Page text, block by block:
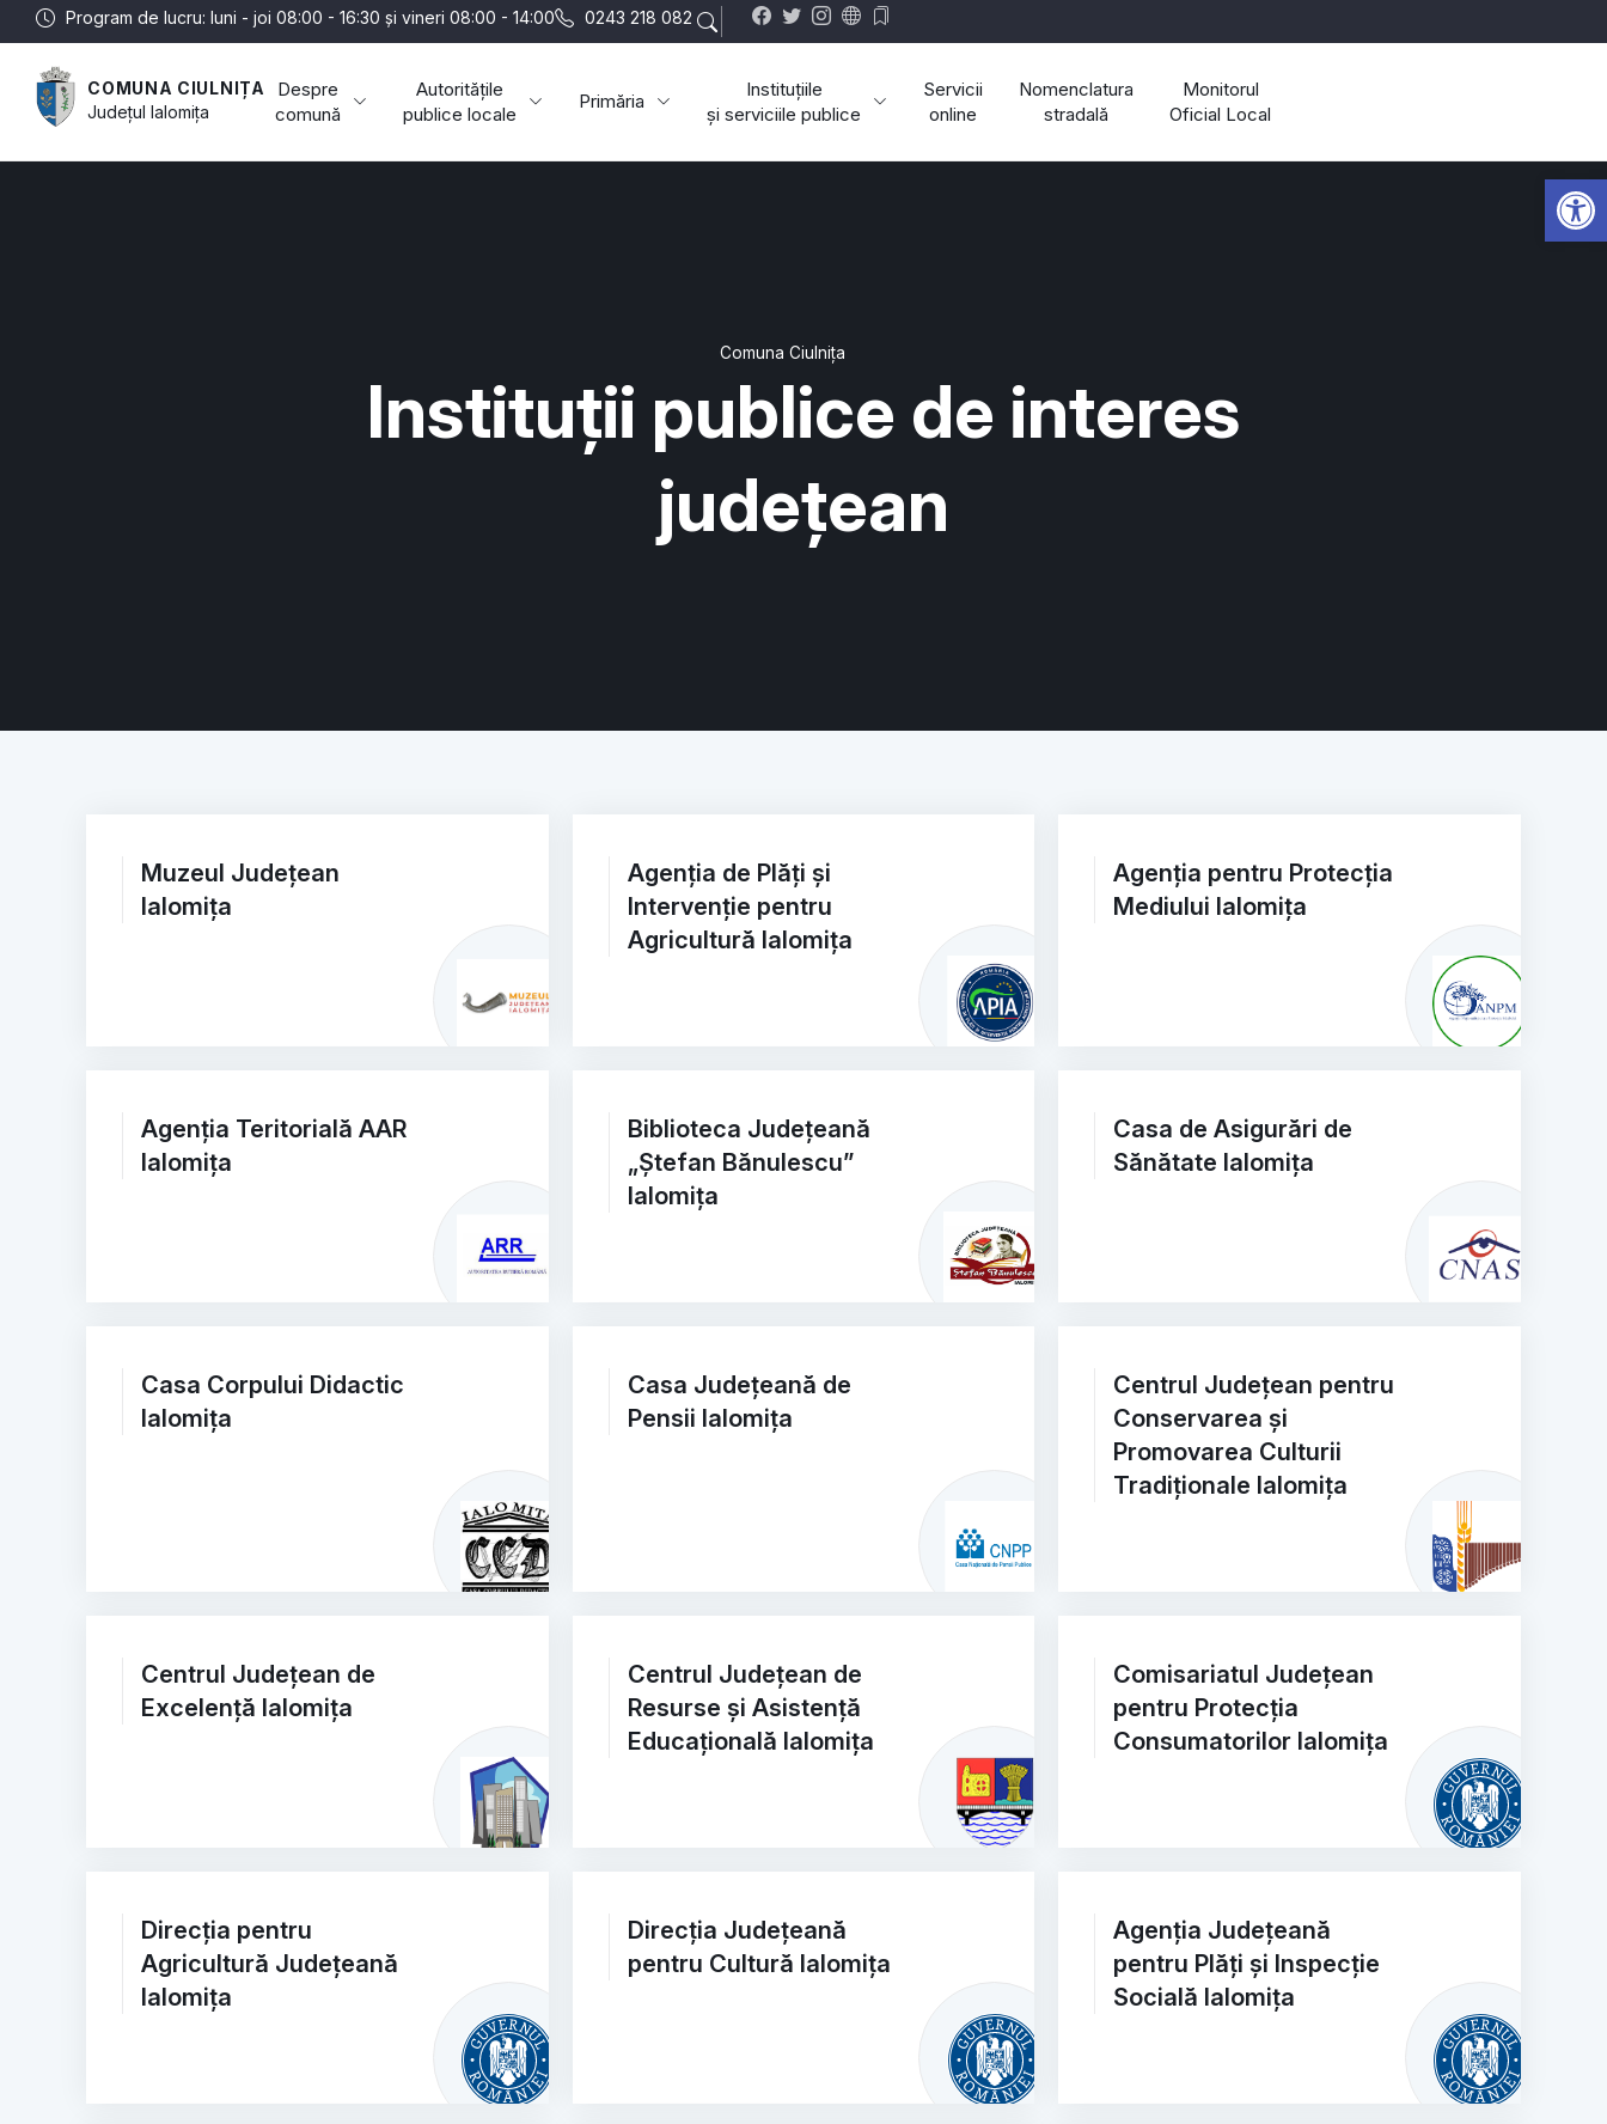
Program de lucru: luni - joi 08:00 - 16:30 și vineri 08:00 - 14:00 0243 218 082
COMUNA CIULNIȚA
JudețulIalomița
Despre
comună
Autoritățile
publice locale
Primăria
Instituțiile
și serviciile publice
Servicii
online
Nomenclatura
stradală
Monitorul
Oficial Local
Comuna Ciulnița
Instituții publice de interes
județean
Muzeul Județean
Ialomița
Agenția de Plăți și
Intervenție pentru
Agricultură Ialomița
Agenția pentru Protecția
Mediului Ialomița
Agenția Teritorială AAR
Ialomița
Biblioteca Județeană
„Ștefan Bănulescu”
Ialomița
Casa de Asigurări de
Sănătate Ialomița
Casa Corpului Didactic
Ialomița
Casa Județeană de
Pensii Ialomița
Centrul Județean pentru
Conservarea și
Promovarea Culturii
Tradiționale Ialomița
Centrul Județean de
Excelență Ialomița
Centrul Județean de
Resurse și Asistență
Educațională Ialomița
Comisariatul Județean
pentru Protecția
Consumatorilor Ialomița
Direcția pentru
Agricultură Județeană
Ialomița
Direcția Județeană
pentru Cultură Ialomița
Agenția Județeană
pentru Plăți și Inspecție
Socială Ialomița